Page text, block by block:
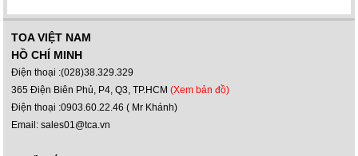
TOA VIỆT NAM
HỒ CHÍ MINH
Điện thoại :(028)38.329.329
365 Điện Biên Phủ, P4, Q3, TP.HCM(Xem bản đồ)
Điện thoại :0903.60.22.46 ( Mr Khánh)
Email: sales01@tca.vn